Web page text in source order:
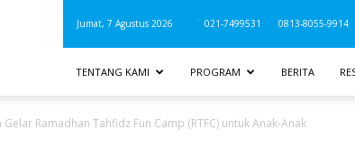
Jumat, 7 Agustus 2026 021-7499531 0813-8055-9914
TENTANG KAMI PROGRAM BERITA
Gelar Ramadhan Tahfidz Fun Camp (RTFC) untuk Anak-Anak